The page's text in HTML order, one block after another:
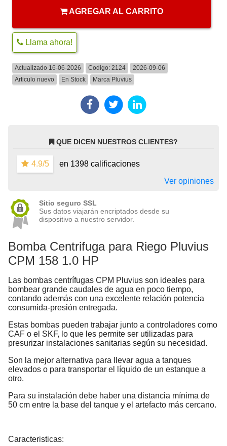
AGREGAR AL CARRITO
Llama ahora!
Actualizado 16-06-2026 Codigo:2124
2026-09-06
Articulo nuevo
En Stock Marca Pluvius
QUE DICEN NUESTROS CLIENTES?
4.9/5
en 1398 calificaciones
Ver opiniones
Sitio seguro SSL
Sus datos viajarán encriptados desde su
dispositivo a nuestro servidor.
Bomba Centrifuga para Riego Pluvius
CPM 158 1.0 HP
Las bombas centrífugas CPM Pluvius son ideales para
bombear grande caudales de agua en poco tiempo,
contando además con una excelente relación potencia
consumida-presión entregada.
Estas bombas pueden trabajar junto a controladores como
CAF o el SKF, lo que les permite ser utilizadas para
presurizar instalaciones sanitarias según su necesidad.
Son la mejor alternativa para llevar agua a tanques
elevados o para transportar el líquido de un estanque a
otro.
Para su instalación debe haber una distancia mínima de
50 cm entre la base del tanque y el artefacto más cercano.
Caracteristicas: